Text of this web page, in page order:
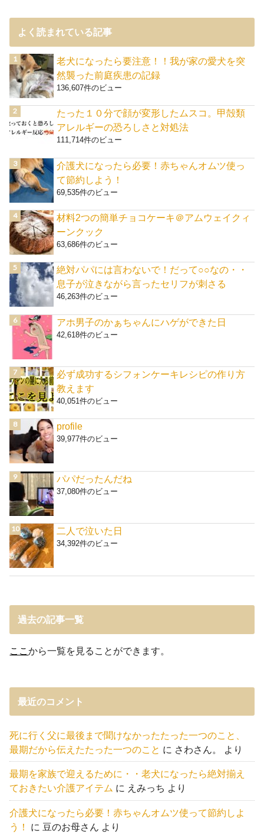
よく読まれている記事
老犬になったら要注意！！我が家の愛犬を突
然襲った前庭疾患の記録
136,607件のビュー
たった１０分で顔が変形したムスコ。甲殻類
アレルギーの恐ろしさと対処法
111,714件のビュー
介護犬になったら必要！赤ちゃんオムツ使っ
て節約しよう！
69,535件のビュー
材料2つの簡単チョコケーキ＠アムウェイクィ
ーンクック
63,686件のビュー
絶対パパには言わないで！だって○○なの・・
息子が泣きながら言ったセリフが刺さる
46,263件のビュー
アホ男子のかぁちゃんにハゲができた日
42,618件のビュー
必ず成功するシフォンケーキレシピの作り方
教えます
40,051件のビュー
profile
39,977件のビュー
パパだったんだね
37,080件のビュー
二人で泣いた日
34,392件のビュー
過去の記事一覧
ここから一覧を見ることができます。
最近のコメント
死に行く父に最後まで聞けなかったたった一つのこと、
最期だから伝えたたった一つのこと に さわさん。 より
最期を家族で迎えるために・・老犬になったら絶対揃え
ておきたい介護アイテム に えみっち より
介護犬になったら必要！赤ちゃんオムツ使って節約しよ
う！
に 豆のお母さん より